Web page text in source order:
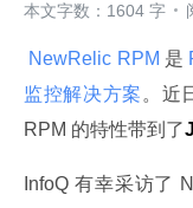
本文字数：1604 字
NewRelic RPM 是
监控解决方案 。近
RPM 的特性带到了
InfoQ 有幸采访了